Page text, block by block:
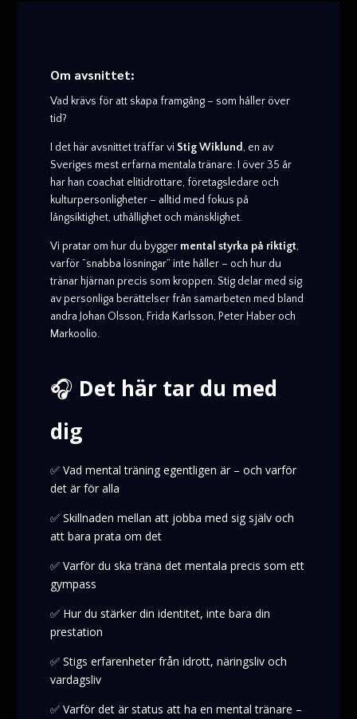
Om avsnittet:
Vad krävs för att skapa framgång – som håller över
tid?
I det här avsnittet träffar vi Stig Wiklund, en av
Sveriges mest erfarna mentala tränare. I över 35 år
har han coachat elitidrottare, företagsledare och
kulturpersonligheter – alltid med fokus på
långsiktighet, uthållighet och mänsklighet.
Vi pratar om hur du bygger mental styrka på riktigt,
varför ”snabba lösningar” inte håller – och hur du
tränar hjärnan precis som kroppen. Stig delar med sig
av personliga berättelser från samarbeten med bland
andra Johan Olsson, Frida Karlsson, Peter Haber och
Markoolio.
🎧 Det här tar du med
dig
✅ Vad mental träning egentligen är – och varför
det är för alla
✅ Skillnaden mellan att jobba med sig själv och
att bara prata om det
✅ Varför du ska träna det mentala precis som ett
gympass
✅ Hur du stärker din identitet, inte bara din
prestation
✅ Stigs erfarenheter från idrott, näringsliv och
vardagsliv
✅ Varför det är status att ha en mental tränare –